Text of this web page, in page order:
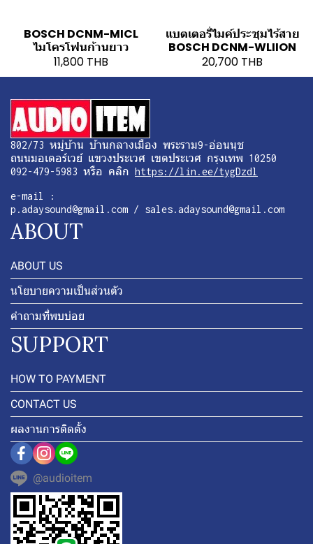
BOSCH DCNM-MICL
ไมโครโฟนก้านยาว
11,800 THB
แบตเตอรี่ไมค์ประชุมไร้สาย
BOSCH DCNM-WLIION
20,700 THB
802/73 หมู่บ้าน บ้านกลางเมือง พระราม9-อ่อนนุช
ถนนมอเตอร์เวย์ แขวงประเวศ เขตประเวศ กรุงเทพ 10250
092-479-5983 หรือ คลิก https://lin.ee/tygDzdl
e-mail :
p.adaysound@gmail.com / sales.adaysound@gmail.com
ABOUT
ABOUT US
นโยบายความเป็นส่วนตัว
คำถามที่พบบ่อย
SUPPORT
HOW TO PAYMENT
CONTACT US
ผลงานการติดตั้ง
@audioitem